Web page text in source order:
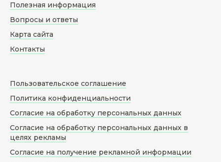
Полезная информация
Вопросы и ответы
Карта сайта
Контакты
Пользовательское соглашение
Политика конфиденциальности
Согласие на обработку персональных данных
Согласие на обработку персональных данных в
целях рекламы
Согласие на получение рекламной информации